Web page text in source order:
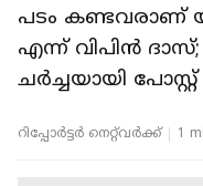
പടം കണ്ടവരാണ്
എന്ന് വിപിൻ
ചർച്ചയായി പോസ്റ്റ്
റിപ്പോർട്ടർ നെറ്റ്‌വര്‍ക്ക്‌ 1